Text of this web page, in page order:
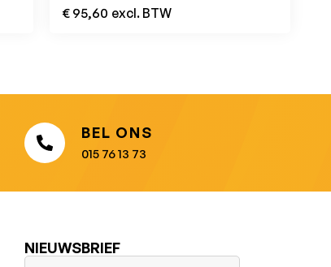
€ 95,60 excl. BTW
BEL ONS
015 76 13 73
NIEUWSBRIEF